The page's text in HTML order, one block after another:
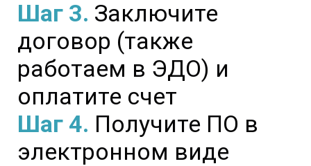
Шаг 3. Заключите
договор (также
работаем в ЭДО) и
оплатите счет
Шаг 4. Получите ПО в
электронном виде